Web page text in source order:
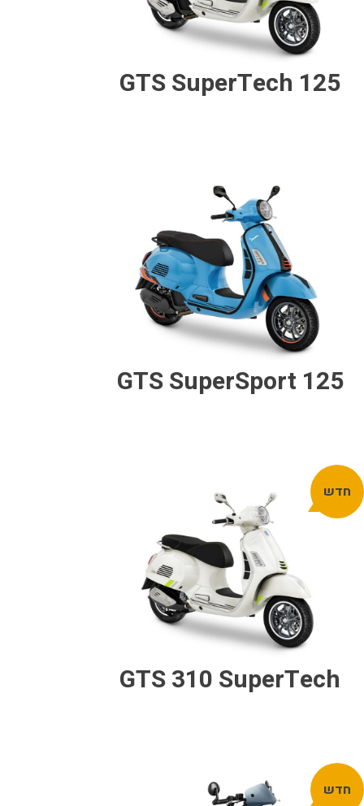
GTS SuperTech 125
GTS SuperSport 125
GTS 310 SuperTech
חדש
חדש